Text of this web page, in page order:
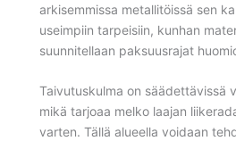
arkisemmissa metallitöissä sen
useimpiin tarpeisiin, kunhan
suunnitellaan paksuusrajat
Taivutuskulma on säädettävissä
mikä tarjoaa melko laajan
varten. Tällä alueella voidaan